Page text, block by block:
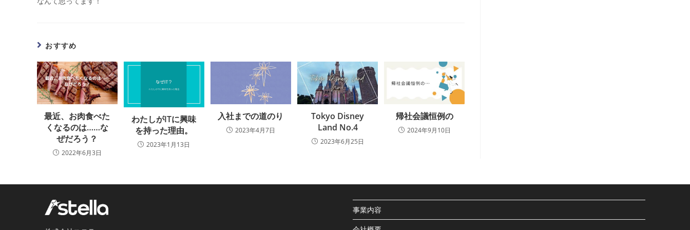
おすすめ
最近、お肉食べた
くなるのは……な
ぜだろう？
2022年6月3日
わたしがITに興味
を持った理由。
2023年1月13日
入社までの道のり
2023年4月7日
Tokyo Disney
Land No.4
2023年6月25日
帰社会議恒例の
2024年9月10日
事業内容